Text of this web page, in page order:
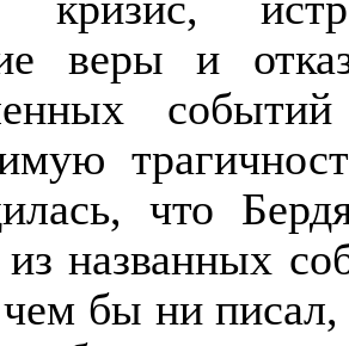
веры и
что
названных
бы ни писал,